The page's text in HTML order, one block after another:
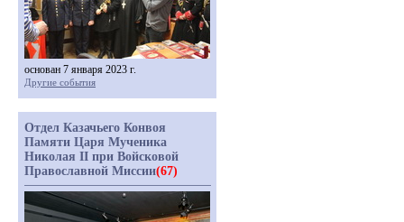
основан 7 января 2023 г.
Другие события
Отдел Казачьего Конвоя
Памяти Царя Мученика
Николая II при Войсковой
Православной Миссии(67)